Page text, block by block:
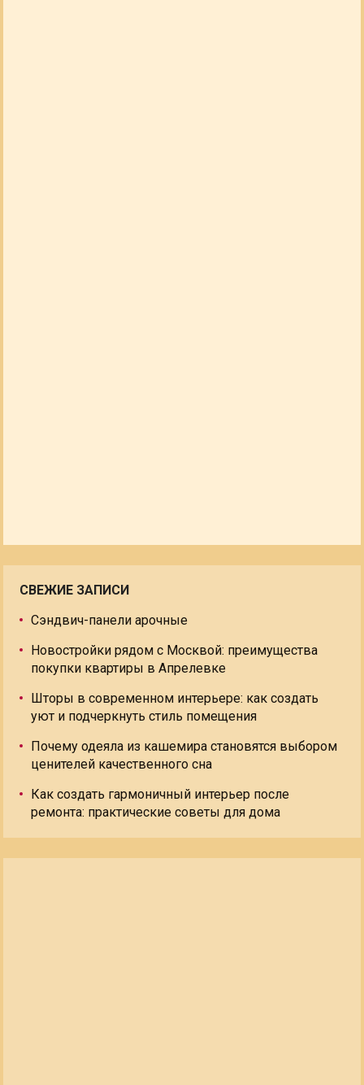
СВЕЖИЕ ЗАПИСИ
Сэндвич-панели арочные
Новостройки рядом с Москвой: преимущества
покупки квартиры в Апрелевке
Шторы в современном интерьере: как создать
уют и подчеркнуть стиль помещения
Почему одеяла из кашемира становятся выбором
ценителей качественного сна
Как создать гармоничный интерьер после
ремонта: практические советы для дома